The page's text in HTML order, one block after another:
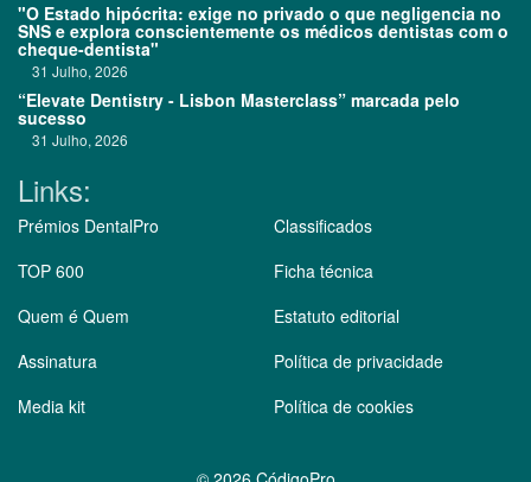
"O Estado hipócrita: exige no privado o que negligencia no
SNS e explora conscientemente os médicos dentistas com o
cheque-dentista"
31 Julho, 2026
“Elevate Dentistry - Lisbon Masterclass” marcada pelo
sucesso
31 Julho, 2026
Links:
Prémios DentalPro
TOP 600
Quem é Quem
Assinatura
Media kit
Classificados
Ficha técnica
Estatuto editorial
Política de privacidade
Política de cookies